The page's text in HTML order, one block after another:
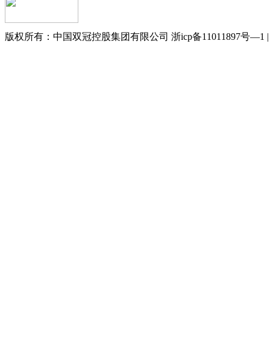
版权所有：中国双冠控股集团有限公司 浙icp备11011897号—1